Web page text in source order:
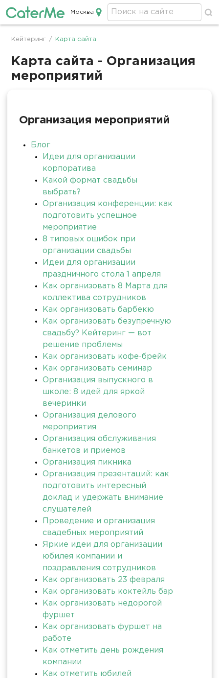
Кейтеринг в Москве
Москва
Строка
Кейтеринг / Карта сайта
Карта сайта - Организация
мероприятий
Организация мероприятий
Блог
Идеи для организации
корпоратива
Какой формат свадьбы
выбрать?
Организация конференции: как
подготовить успешное
мероприятие
8 типовых ошибок при
организации свадьбы
Идеи для организации
праздничного стола 1 апреля
Как организовать 8 Марта для
коллектива сотрудников
Как организовать барбекю
Как организовать безупречную
свадьбу? Кейтеринг — вот
решение проблемы
Как организовать кофе-брейк
Как организовать семинар
Организация выпускного в
школе: 8 идей для яркой
вечеринки
Организация делового
мероприятия
Организация обслуживания
банкетов и приемов
Организация пикника
Организация презентаций: как
подготовить интересный
доклад и удержать внимание
слушателей
Проведение и организация
свадебных мероприятий
Яркие идеи для организации
юбилея компании и
поздравления сотрудников
Как организовать 23 февраля
Как организовать коктейль бар
Как организовать недорогой
фуршет
Как организовать фуршет на
работе
Как отметить день рождения
компании
Как отметить юбилей